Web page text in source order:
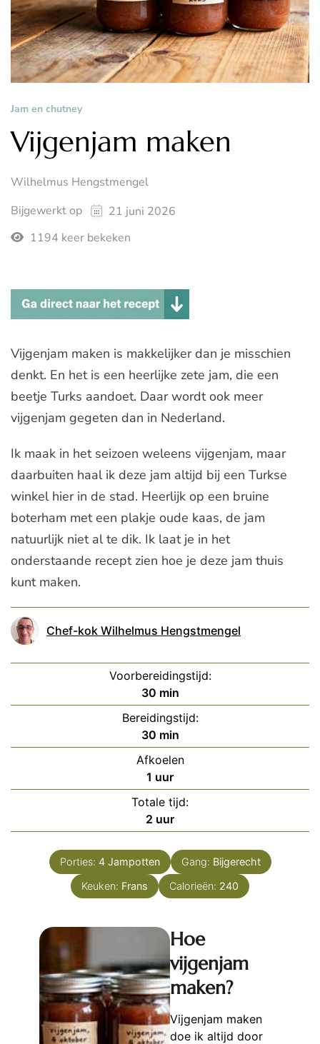
Jam en chutney
Vijgenjam maken
Wilhelmus Hengstmengel
Bijgewerkt op
21 juni 2026
1194 keer bekeken
Vijgenjam maken is makkelijker dan je misschien
denkt. En het is een heerlijke zete jam, die een
beetje Turks aandoet. Daar wordt ook meer
vijgenjam gegeten dan in Nederland.
Ik maak in het seizoen weleens vijgenjam, maar
daarbuiten haal ik deze jam altijd bij een Turkse
winkel hier in de stad. Heerlijk op een bruine
boterham met een plakje oude kaas, de jam
natuurlijk niet al te dik. Ik laat je in het
onderstaande recept zien hoe je deze jam thuis
kunt maken.
Chef-kok Wilhelmus Hengstmengel
Voorbereidingstijd:
30minuten
min
Bereidingstijd:
30minuten
min
Afkoelen
1 uur
uur
Totale tijd:
2 uur
uur
Porties: 4 Jampotten Gang: Bijgerecht
Keuken: Frans Calorieën: 240
Hoe
vijgenjam
maken?
Vijgenjam maken
doe ik altijd door